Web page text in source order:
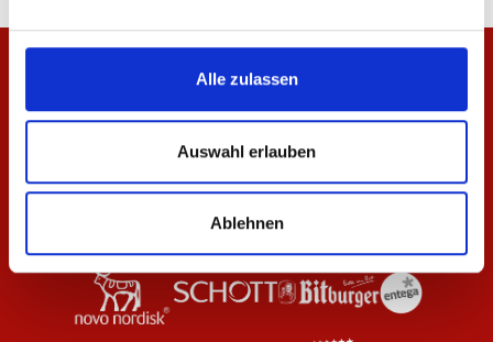
Alle zulassen
Auswahl erlauben
Ablehnen